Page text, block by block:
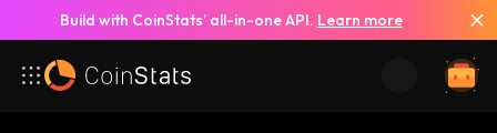
Build with CoinStats’ all-in-one API. Learn more